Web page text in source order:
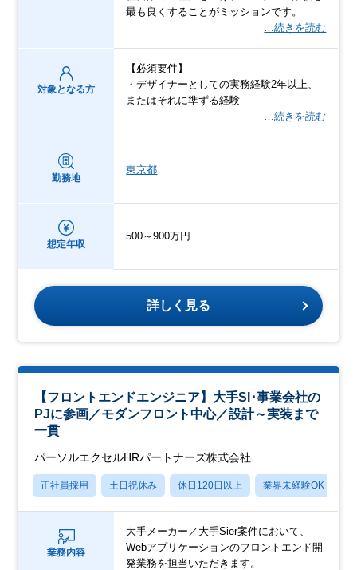
最も良くすることがミッションです。
…続きを読む
対象となる方
【必須要件】
・デザイナーとしての実務経験2年以上、
またはそれに準ずる経験
…続きを読む
勤務地
東京都
想定年収
500～900万円
詳しく見る
【フロントエンドエンジニア】大手SI･事業会社の
PJに参画／モダンフロント中心／設計～実装まで
一貫
パーソルエクセルHRパートナーズ株式会社
正社員採用 土日祝休み 休日120日以上 業界未経験OK
業務内容
大手メーカー／大手Sier案件において、
Webアプリケーションのフロントエンド開
発業務を担当いただきます。